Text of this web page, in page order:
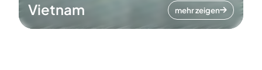
Vietnam mehr zeigen